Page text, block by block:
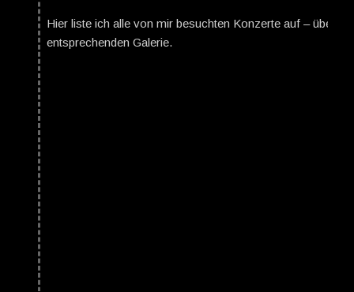
Hier liste ich alle von mir besuchten Konzerte auf – über
entsprechenden Galerie.